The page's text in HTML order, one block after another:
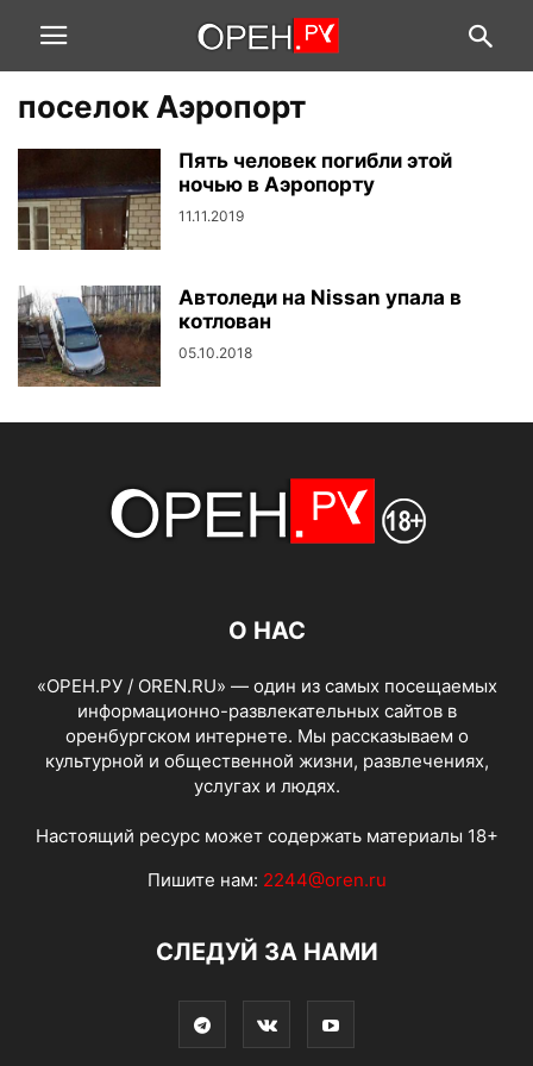
поселок Аэропорт
Пять человек погибли этой
ночью в Аэропорту
11.11.2019
Автоледи на Nissan упала в
котлован
05.10.2018
О НАС
«ОРЕН.РУ / OREN.RU» — один из самых посещаемых
информационно-развлекательных сайтов в
оренбургском интернете. Мы рассказываем о
культурной и общественной жизни, развлечениях,
услугах и людях.
Настоящий ресурс может содержать материалы 18+
Пишите нам: 2244@oren.ru
СЛЕДУЙ ЗА НАМИ